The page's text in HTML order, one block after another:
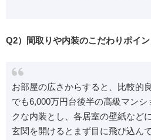
Q2）間取りや内装のこだわりポイン
お部屋の広さからすると、比較的
でも6,000万円台後半の高級マン
クな内装とし、各居室の壁紙など
玄関を開けるとまず目に飛び込ん